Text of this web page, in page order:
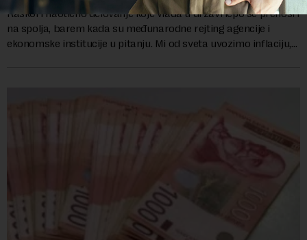
Raskol i haotično delovanje koje vlada u državi lepo se prenosi i
na spolja, barem kada su međunarodne rejting agencije i
ekonomske institucije u pitanju. Mi od sveta uvozimo inflaciju,